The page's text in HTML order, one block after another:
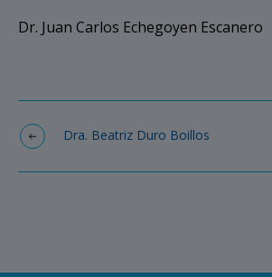
Dr. Juan Carlos Echegoyen Escanero
Dra. Beatriz Duro Boillos